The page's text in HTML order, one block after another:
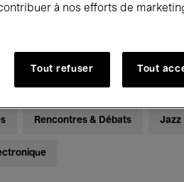
Rencontres & Débats Jazz
à nos efforts de
Tout refuser Tout